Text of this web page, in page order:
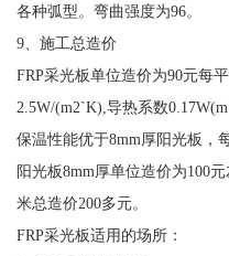
各种弧型。弯曲强度为96。
9、施工总造价
FRP采光板单位造价为90元每
2.5W/(m2`K),导热系数
保温性能优于8mm厚阳光板，
阳光板8mm厚单位造价为100
米总造价200多元。
FRP采光板适用的场所：